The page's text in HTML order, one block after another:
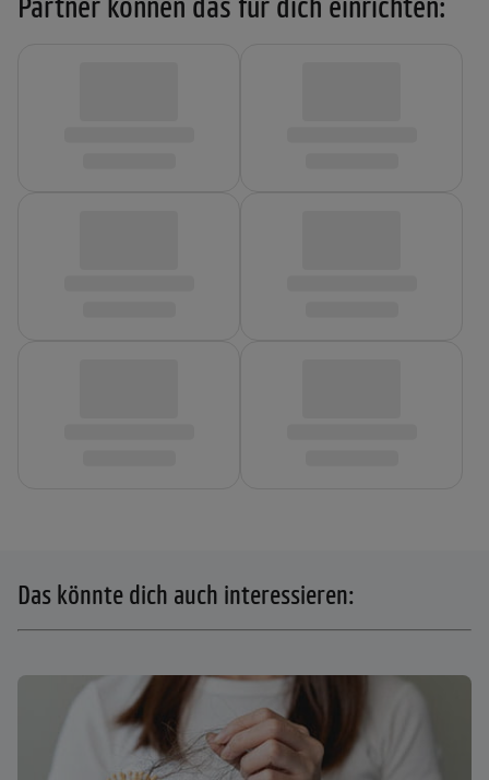
Das könnte dich auch interessieren: